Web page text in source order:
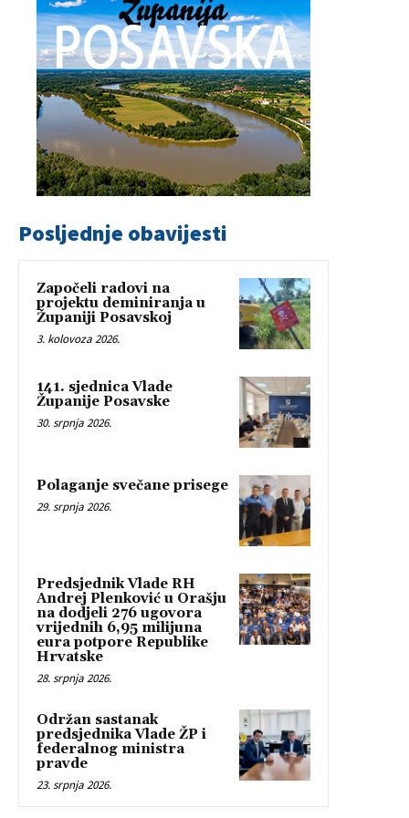
Posljednje obavijesti
Započeli radovi na
projektu deminiranja u
Županiji Posavskoj
3. kolovoza 2026.
141. sjednica Vlade
Županije Posavske
30. srpnja 2026.
Polaganje svečane prisege
29. srpnja 2026.
Predsjednik Vlade RH
Andrej Plenković u Orašju
na dodjeli 276 ugovora
vrijednih 6,95 milijuna
eura potpore Republike
Hrvatske
28. srpnja 2026.
Održan sastanak
predsjednika Vlade ŽP i
federalnog ministra
pravde
23. srpnja 2026.